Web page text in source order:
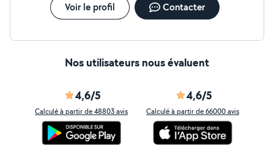
Voir le profil Contacter
Nos utilisateurs nous évaluent
4,6/5
Calculé à partir de 48803 avis
4,6/5
Calculé à partir de 66000 avis